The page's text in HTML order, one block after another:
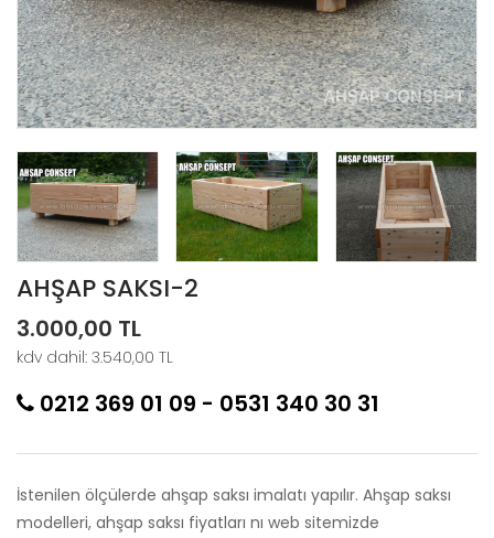
AHŞAP SAKSI-2
3.000,00 TL
kdv dahil: 3.540,00 TL
0212 369 01 09 - 0531 340 30 31
İstenilen ölçülerde ahşap saksı imalatı yapılır. Ahşap saksı
modelleri, ahşap saksı fiyatları nı web sitemizde